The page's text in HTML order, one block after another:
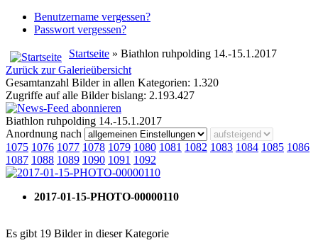
Benutzername vergessen?
Passwort vergessen?
Startseite » Biathlon ruhpolding 14.-15.1.2017
Zurück zur Galerieübersicht
Gesamtanzahl Bilder in allen Kategorien: 1.320
Zugriffe auf alle Bilder bislang: 2.193.427
Biathlon ruhpolding 14.-15.1.2017
Anordnung nach
1075 1076 1077 1078 1079 1080 1081 1082 1083 1084 1085 1086
1087 1088 1089 1090 1091 1092
2017-01-15-PHOTO-00000110
Es gibt 19 Bilder in dieser Kategorie